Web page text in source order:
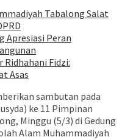
Tabalong Salat
Apresiasi Peran
Ridhahani Fidzi:
Asas
sambutan pada
ke 11 Pimpinan
Minggu (5/3) di Gedung
Alam Muhammadiyah